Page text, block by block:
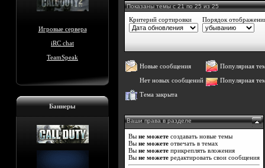
Игровые сервера
iRC chat
TeamSpeak
Баннеры
Показаны темы с 21 по 25 из 25
Критерий сортировки Порядок
Новые сообщения
Популярная
Нет новых сообщений
Популярная
Тема закрыта
Ваши права в разделе
Вы не можете создавать новые темы
Вы не можете отвечать в темах
Вы не можете прикреплять вложения
Вы не можете редактировать свои сообщения